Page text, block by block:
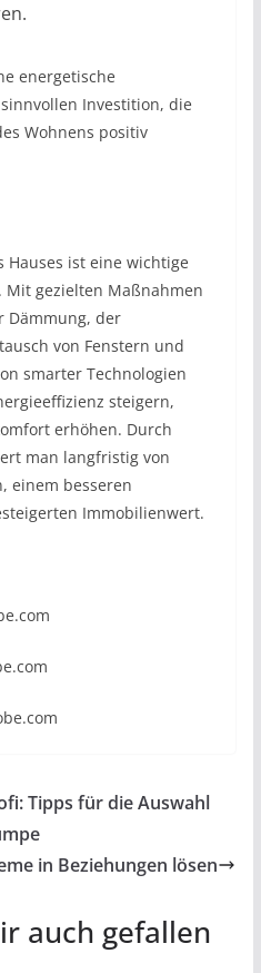
energetische
Investition, die
Wohnens positiv
ist eine wichtige
gezielten Maßnahmen
Dämmung, der
von Fenstern und
smarter Technologien
steigern,
erhöhen. Durch
man langfristig von
einem besseren
Immobilienwert.
Tipps für die Auswahl
in Beziehungen lösen
auch gefallen